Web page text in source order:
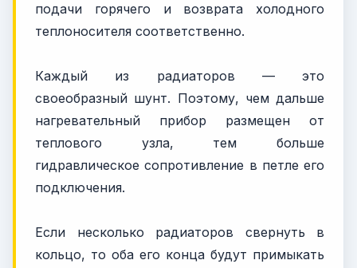
подачи горячего и возврата холодного
теплоносителя соответственно.
Каждый из радиаторов — это
своеобразный шунт. Поэтому, чем дальше
нагревательный прибор размещен от
теплового узла, тем больше
гидравлическое сопротивление в петле его
подключения.
Если несколько радиаторов свернуть в
кольцо, то оба его конца будут примыкать